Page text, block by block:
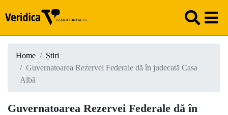
Home
Știri
Guvernatoarea Rezervei Federale dă în judecată Casa
Albă
Guvernatoarea Rezervei Federale dă în